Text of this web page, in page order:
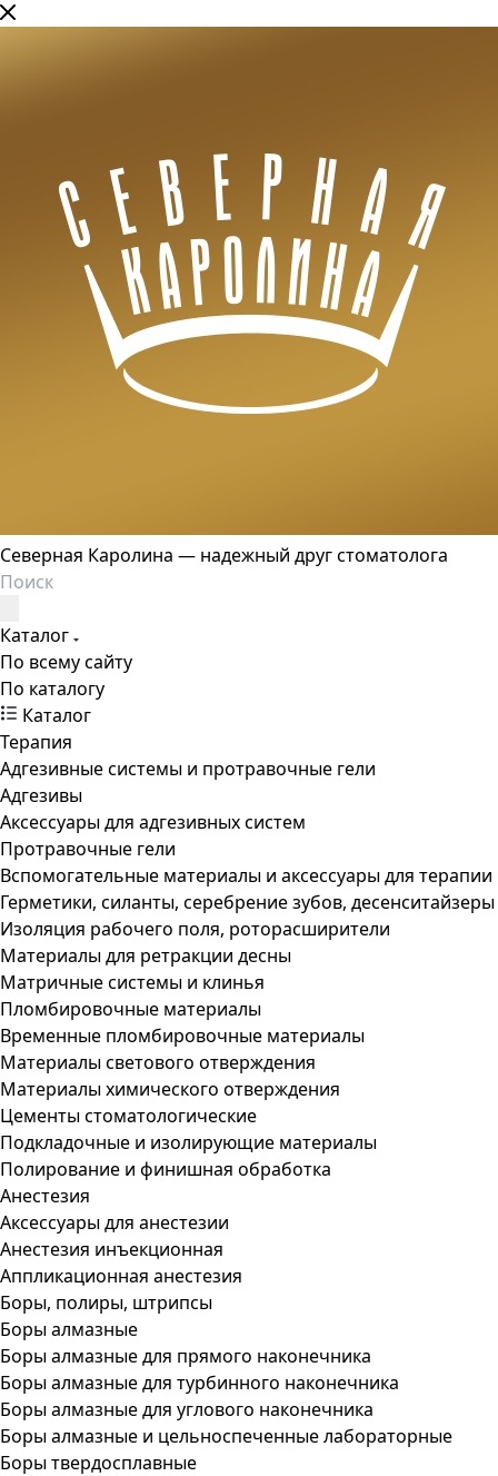
Северная Каролина — надежный друг стоматолога
Каталог
По всему сайту
По каталогу
Каталог
Терапия
Адгезивные системы и протравочные гели
Адгезивы
Аксессуары для адгезивных систем
Протравочные гели
Вспомогательные материалы и аксессуары для терапии
Герметики, силанты, серебрение зубов, десенситайзеры
Изоляция рабочего поля, роторасширители
Материалы для ретракции десны
Матричные системы и клинья
Пломбировочные материалы
Временные пломбировочные материалы
Материалы светового отверждения
Материалы химического отверждения
Цементы стоматологические
Подкладочные и изолирующие материалы
Полирование и финишная обработка
Анестезия
Аксессуары для анестезии
Анестезия инъекционная
Аппликационная анестезия
Боры, полиры, штрипсы
Боры алмазные
Боры алмазные для прямого наконечника
Боры алмазные для турбинного наконечника
Боры алмазные для углового наконечника
Боры алмазные и цельноспеченные лабораторные
Боры твердосплавные